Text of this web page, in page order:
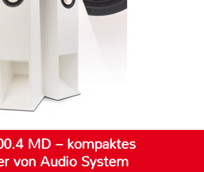
MD – kompaktes
von Audio System